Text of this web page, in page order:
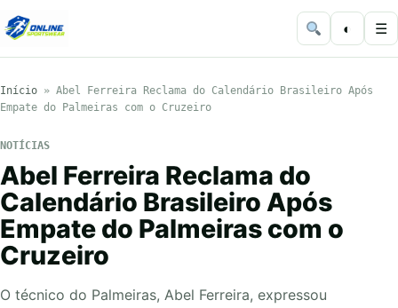
◐ ☰
Início » Abel Ferreira Reclama do Calendário Brasileiro Após
Empate do Palmeiras com o Cruzeiro
NOTÍCIAS
Abel Ferreira Reclama do
Calendário Brasileiro Após
Empate do Palmeiras com o
Cruzeiro
O técnico do Palmeiras, Abel Ferreira, expressou